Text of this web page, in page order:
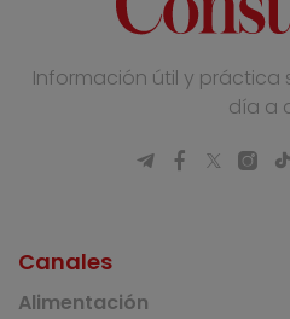
Información útil y
día a
Canales
Alimentación